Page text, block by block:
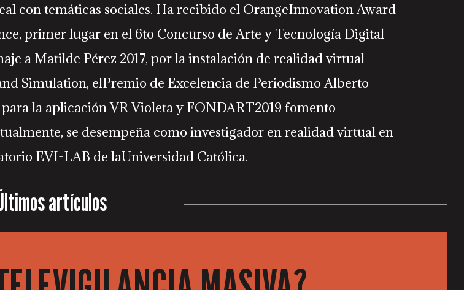
con temáticas sociales. Ha recibido el OrangeInnovation Award
primer lugar en el 6to Concurso de Arte y Tecnología Digital
a Matilde Pérez 2017, por la instalación de realidad virtual
Simulation, elPremio de Excelencia de Periodismo Alberto
la aplicación VR Violeta y FONDART2019 fomento
se desempeña como investigador en realidad virtual en
EVI-LAB de laUniversidad Católica.
artículos